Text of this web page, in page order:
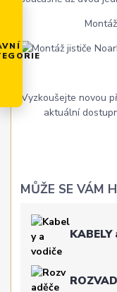
Vyzkoušejte novou
aktuální
MŮŽE SE VÁM
KABELY